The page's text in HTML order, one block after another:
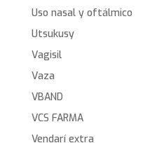
Uso nasal y oftálmico
Utsukusy
Vagisil
Vaza
VBAND
VCS FARMA
Vendarí extra